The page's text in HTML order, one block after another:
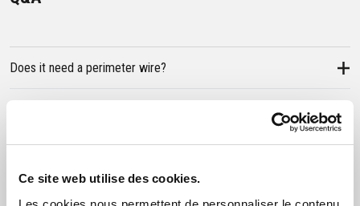
Ce site web utilise des cookies.
Does it need a perimeter wire?